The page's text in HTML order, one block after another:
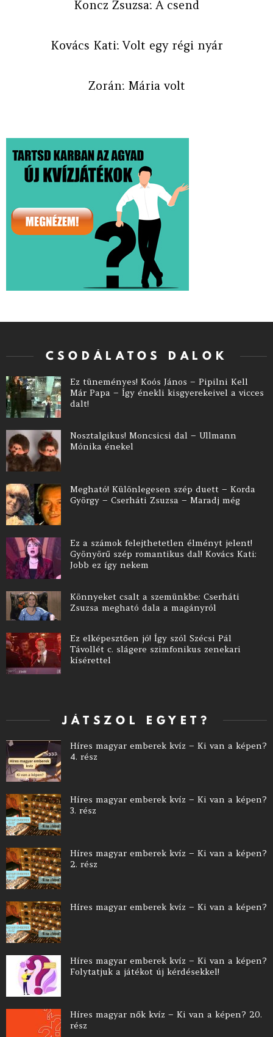
Koncz Zsuzsa: A csend
Kovács Kati: Volt egy régi nyár
Zorán: Mária volt
CSODÁLATOS DALOK
Ez tüneményes! Koós János – Pipilni Kell
Már Papa – Így énekli kisgyerekeivel a vicces
dalt!
Nosztalgikus! Moncsicsi dal – Ullmann
Mónika énekel
Megható! Különlegesen szép duett – Korda
György – Cserháti Zsuzsa – Maradj még
Ez a számok felejthetetlen élményt jelent!
Gyönyörű szép romantikus dal! Kovács Kati:
Jobb ez így nekem
Könnyeket csalt a szemünkbe: Cserháti
Zsuzsa megható dala a magányról
Ez elképesztően jó! Így szól Szécsi Pál
Távollét c. slágere szimfonikus zenekari
kísérettel
JÁTSZOL EGYET?
Híres magyar emberek kvíz – Ki van a képen?
4. rész
Híres magyar emberek kvíz – Ki van a képen?
3. rész
Híres magyar emberek kvíz – Ki van a képen?
2. rész
Híres magyar emberek kvíz – Ki van a képen?
Híres magyar emberek kvíz – Ki van a képen?
Folytatjuk a játékot új kérdésekkel!
Híres magyar nők kvíz – Ki van a képen? 20.
rész